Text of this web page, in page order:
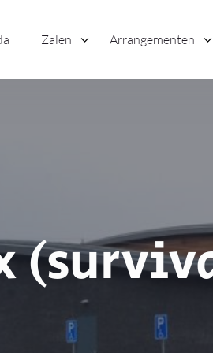
Zalen Arrangementen